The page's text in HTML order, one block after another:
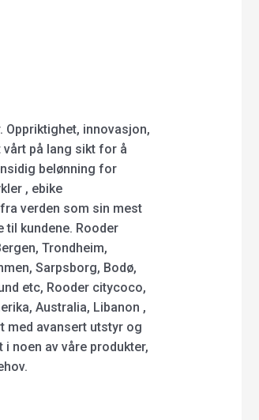
Oppriktighet, innovasjon,
på lang sikt for å
belønning for
, ebike
verden som sin mest
kundene. Rooder
Trondheim,
Sarpsborg, Bodø,
etc, Rooder citycoco,
Australia, Libanon ,
med avansert utstyr og
noen av våre produkter,